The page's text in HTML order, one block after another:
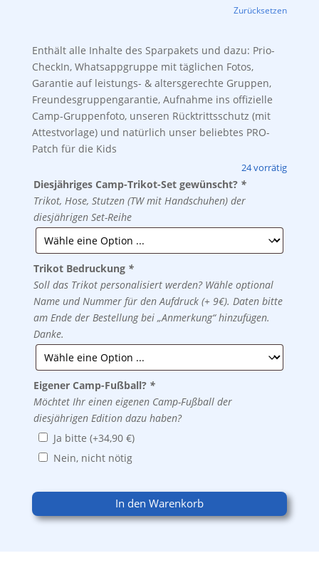
Zurücksetzen
Enthält alle Inhalte des Sparpakets und dazu: Prio-
CheckIn, Whatsappgruppe mit täglichen Fotos,
Garantie auf leistungs- & altersgerechte Gruppen,
Freundesgruppengarantie, Aufnahme ins offizielle
Camp-Gruppenfoto, unseren Rücktrittsschutz (mit
Attestvorlage) und natürlich unser beliebtes PRO-
Patch für die Kids
24 vorrätig
Diesjähriges Camp-Trikot-Set gewünscht? *
Trikot, Hose, Stutzen (TW mit Handschuhen) der
diesjährigen Set-Reihe
Trikot Bedruckung *
Soll das Trikot personalisiert werden? Wähle optional
Name und Nummer für den Aufdruck (+ 9€). Daten bitte
am Ende der Bestellung bei „Anmerkung“ hinzufügen.
Danke.
Eigener Camp-Fußball? *
Möchtet Ihr einen eigenen Camp-Fußball der
diesjährigen Edition dazu haben?
Ja bitte (+34,90 €)
Nein, nicht nötig
In den Warenkorb